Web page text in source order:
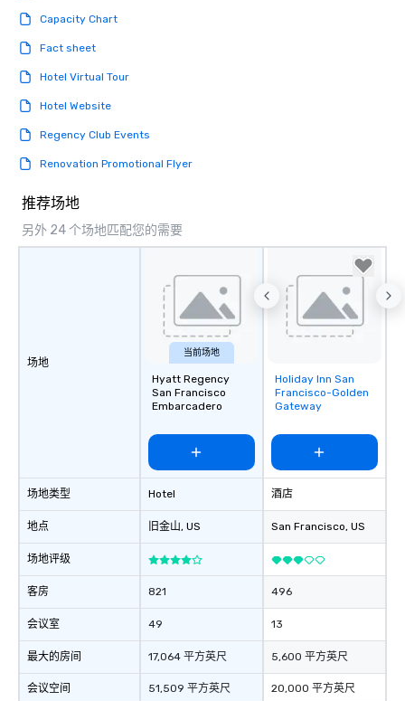
Capacity Chart
Fact sheet
Hotel Virtual Tour
Hotel Website
Regency Club Events
Renovation Promotional Flyer
推荐场地
另外 24 个场地匹配您的需要
场地
场地类型
地点
场地评级
客房
会议室
最大的房间
会议空间
当前场地
Hyatt Regency
San Francisco
Embarcadero
Hotel
旧金山, US
821
49
17,064 平方英尺
51,509 平方英尺
Removed from
favorites
Holiday Inn San
Francisco-Golden
Gateway
酒店
San Francisco, US
496
13
5,600 平方英尺
20,000 平方英尺